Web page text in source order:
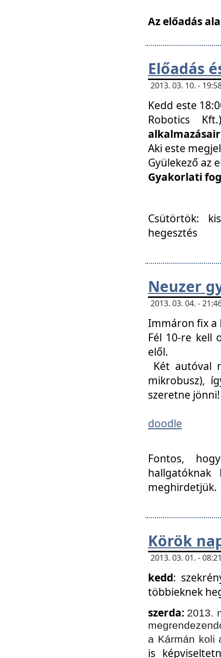
Az előadás
Előadás
2013. 03. 10. -
Kedd este
Robotics
Aki este
Gyülekező az
Gyakorlati
Csütörtök:
hegesztés
Neuzer
2013. 03. 04. -
Immáron fix a
Fél 10-re kell
elől.
Két autóval
mikrobusz),
szeretne jönni!
doodle
Fontos,
meghirdetjük.
Körök
2013. 03. 01. -
kedd:
többieknek
szerda: 2013.
a Kármán koli
is